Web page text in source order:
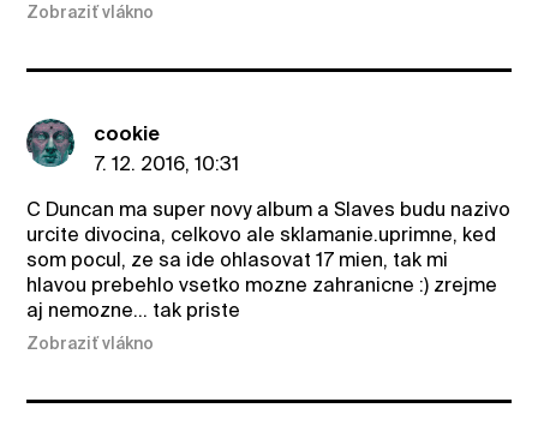
Zobraziť vlákno
cookie
7. 12. 2016, 10:31
C Duncan ma super novy album a Slaves budu nazivo
urcite divocina, celkovo ale sklamanie.uprimne, ked
som pocul, ze sa ide ohlasovat 17 mien, tak mi
hlavou prebehlo vsetko mozne zahranicne :) zrejme
aj nemozne... tak priste
Zobraziť vlákno